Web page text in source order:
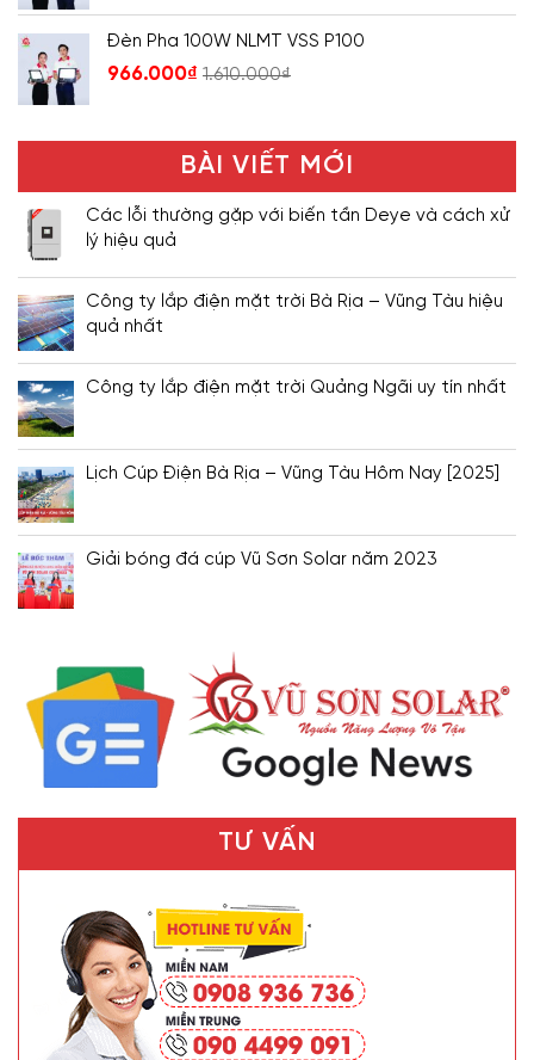
Đèn Pha 100W NLMT VSS P100
966.000₫ 1.610.000₫
BÀI VIẾT MỚI
Các lỗi thường gặp với biến tần Deye và cách xử
lý hiệu quả
Công ty lắp điện mặt trời Bà Rịa – Vũng Tàu hiệu
quả nhất
Công ty lắp điện mặt trời Quảng Ngãi uy tín nhất
Lịch Cúp Điện Bà Rịa – Vũng Tàu Hôm Nay [2025]
Giải bóng đá cúp Vũ Sơn Solar năm 2023
TƯ VẤN